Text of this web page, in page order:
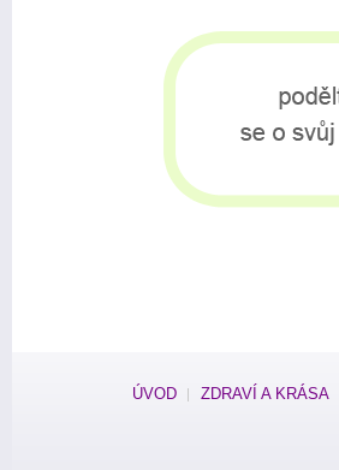
ÚVOD ZDRAVÍ A KRÁSA